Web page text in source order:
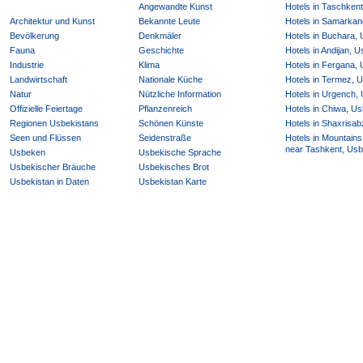
Angewandte Kunst
Architektur und Kunst
Bekannte Leute
Bevölkerung
Denkmäler
Fauna
Geschichte
Industrie
Klima
Landwirtschaft
Nationale Küche
Natur
Nützliche Information
Offizielle Feiertage
Pflanzenreich
Regionen Usbekistans
Schönen Künste
Seen und Flüssen
Seidenstraße
Usbeken
Usbekische Sprache
Usbekischer Bräuche
Usbekisches Brot
Usbekistan in Daten
Usbekistan Karte
Hotels in
Hotels in
Hotels in Buchara,
Hotels in Andijan,
Hotels in Fergana,
Hotels in Termez,
Hotels in Urgench,
Hotels in Chiwa,
Hotels in
Hotels in
near Tashkent,